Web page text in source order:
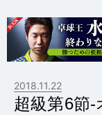
2018.11.22
超級第6節